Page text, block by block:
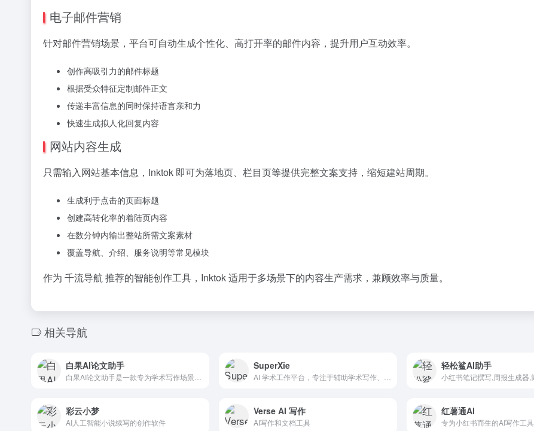
电子邮件营销
针对邮件营销场景，平台可自动生成个性化、高打开率的邮件内容，提升用户互动效率。
创作高吸引力的邮件标题
根据受众特征定制邮件正文
传递丰富信息的同时保持语言亲和力
快速生成拟人化回复内容
网站内容生成
只需输入网站基本信息，Inktok 即可为落地页、栏目页等提供完整文案支持，缩短建站周期。
生成利于点击的页面标题
创建高转化率的着陆页内容
在数分钟内输出整站所需文案素材
覆盖导航、介绍、服务说明等常见模块
作为 千流导航 推荐的智能创作工具，Inktok 适用于多场景下的内容生产需求，兼顾效率与质量。
相关导航
白果AI论文助手 SuperXie 轻松鲨AI助手
彩云小梦
AI人工智能小说续写的创作软件
Verse AI 写作
AI写作和文档工具
红薯通AI
专为小红书而生的AI写作工具